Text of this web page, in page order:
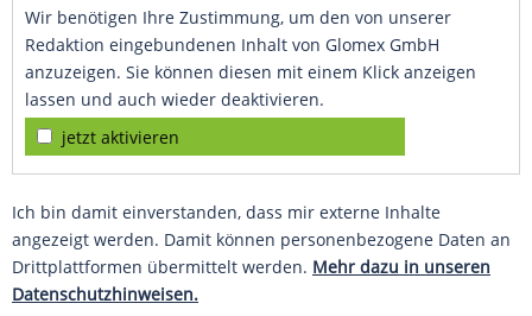
Wir benötigen Ihre Zustimmung, um den von unserer
Redaktion eingebundenen Inhalt von Glomex GmbH
anzuzeigen. Sie können diesen mit einem Klick anzeigen
lassen und auch wieder deaktivieren.
jetzt aktivieren
Ich bin damit einverstanden, dass mir externe Inhalte
angezeigt werden. Damit können personenbezogene Daten an
Drittplattformen übermittelt werden. Mehr dazu in unseren
Datenschutzhinweisen.